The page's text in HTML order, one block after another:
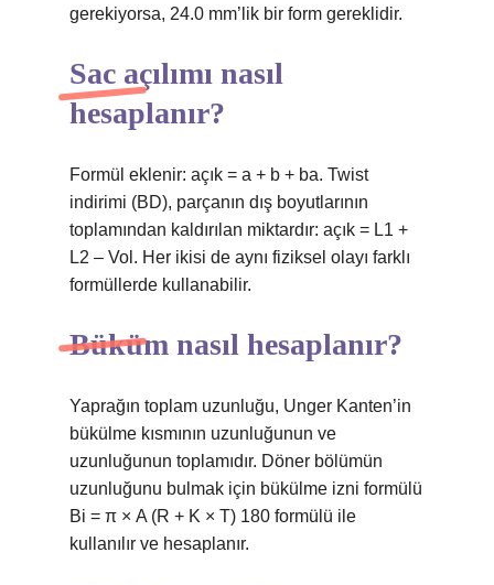
gerekiyorsa, 24.0 mm’lik bir form gereklidir.
Sac açılımı nasıl
hesaplanır?
Formül eklenir: açık = a + b + ba. Twist
indirimi (BD), parçanın dış boyutlarının
toplamından kaldırılan miktardır: açık = L1 +
L2 – Vol. Her ikisi de aynı fiziksel olayı farklı
formüllerde kullanabilir.
Büküm nasıl hesaplanır?
Yaprağın toplam uzunluğu, Unger Kanten’in
bükülme kısmının uzunluğunun ve
uzunluğunun toplamıdır. Döner bölümün
uzunluğunu bulmak için bükülme izni formülü
Bi = π × A (R + K × T) 180 formülü ile
kullanılır ve hesaplanır.